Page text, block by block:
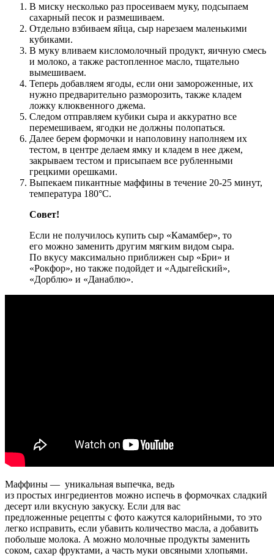
В миску несколько раз просеиваем муку, подсыпаем
сахарный песок и размешиваем.
Отдельно взбиваем яйца, сыр нарезаем маленькими
кубиками.
В муку вливаем кисломолочный продукт, яичную смесь
и молоко, а также растопленное масло, тщательно
вымешиваем.
Теперь добавляем ягоды, если они замороженные, их
нужно предварительно разморозить, также кладем
ложку клюквенного джема.
Следом отправляем кубики сыра и аккуратно все
перемешиваем, ягодки не должны полопаться.
Далее берем формочки и наполовину наполняем их
тестом, в центре делаем ямку и кладем в нее джем,
закрываем тестом и присыпаем все рубленными
грецкими орешками.
Выпекаем пикантные маффины в течение 20-25 минут,
температура 180°С.
Совет!
Если не получилось купить сыр «Камамбер», то
его можно заменить другим мягким видом сыра.
По вкусу максимально приближен сыр «Бри» и
«Рокфор», но также подойдет и «Адыгейский»,
«Дорблю» и «Данаблю».
Маффины — уникальная выпечка, ведь
из простых ингредиентов можно испечь в формочках сладкий
десерт или вкусную закуску. Если для вас
предложенные рецепты с фото кажутся калорийными, то это
легко исправить, если убавить количество масла, а добавить
побольше молока. А можно молочные продукты заменить
соком, сахар фруктами, а часть муки овсяными хлопьями.